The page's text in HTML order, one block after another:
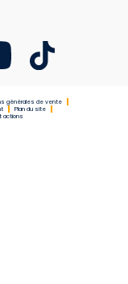
générales de vente
Plan du site
actions